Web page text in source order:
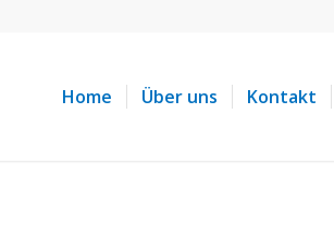
Home Über uns Kontakt